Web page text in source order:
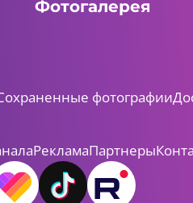
Фотогалерея
фотографии
РекламаПартнеры